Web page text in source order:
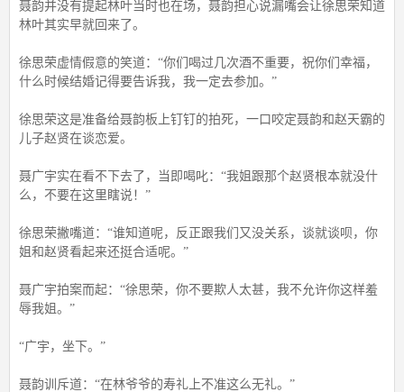
聂韵并没有提起林叶当时也在场，聂韵担心说漏嘴会让徐思荣知道
林叶其实早就回来了。
徐思荣虚情假意的笑道：“你们喝过几次酒不重要，祝你们幸福，
什么时候结婚记得要告诉我，我一定去参加。”
徐思荣这是准备给聂韵板上钉钉的拍死，一口咬定聂韵和赵天霸的
儿子赵贤在谈恋爱。
聂广宇实在看不下去了，当即喝叱：“我姐跟那个赵贤根本就没什
么，不要在这里瞎说！”
徐思荣撇嘴道：“谁知道呢，反正跟我们又没关系，谈就谈呗，你
姐和赵贤看起来还挺合适呢。”
聂广宇拍案而起：“徐思荣，你不要欺人太甚，我不允许你这样羞
辱我姐。”
“广宇，坐下。”
聂韵训斥道：“在林爷爷的寿礼上不准这么无礼。”